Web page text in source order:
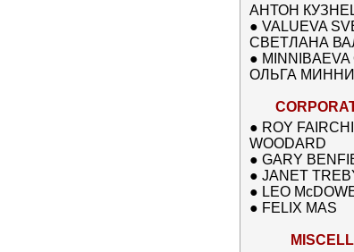
АНТОН
● VALUEVA
СВЕТЛАНА
● MINNIBAEVA
ОЛЬГА
● ROY
WOODARD
● GARY
● JANET
● LEO
● FELIX MAS